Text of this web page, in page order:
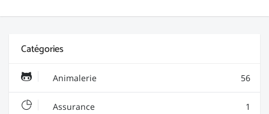
Catégories
Animalerie 56
Assurance 1